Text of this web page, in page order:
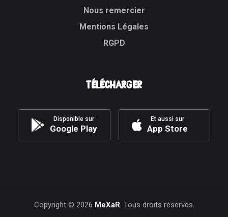
Nous remercier
Mentions Légales
RGPD
Télécharger
Disponible sur
Google Play
Et aussi sur
App Store
Copyright © 2026 MeXaR. Tous droits réservés.